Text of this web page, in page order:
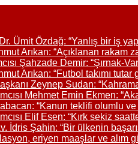
Ümit Özdağ: “Yanlış bir iş
Arıkan: “Açıklanan rakam
Şahzade Demir: “Şırnak-
Arıkan: “Futbol takımı tutar
Zeynep Sudan:
Mehmet Emin Ekmen:
“Kanun teklifi olumlu
Elif Esen: “Kırk sekiz
İdris Şahin: “Bir ülkenin
eriyen maaşlar ve alım